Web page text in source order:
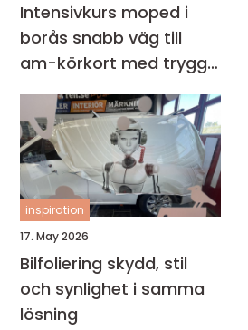
Intensivkurs moped i
borås snabb väg till
am-körkort med trygg
grund
inspiration
17. May 2026
Bilfoliering skydd, stil
och synlighet i samma
lösning